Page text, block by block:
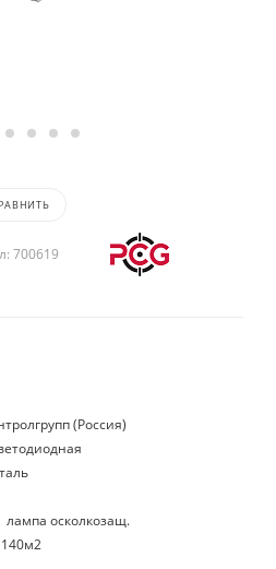
700619
(Россия)
лампа осколкозащ.
140м2